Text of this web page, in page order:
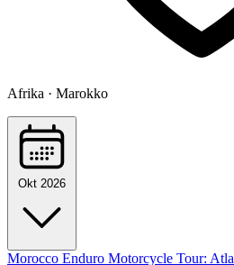
Afrika · Marokko
Okt 2026
Morocco Enduro Motorcycle Tour: